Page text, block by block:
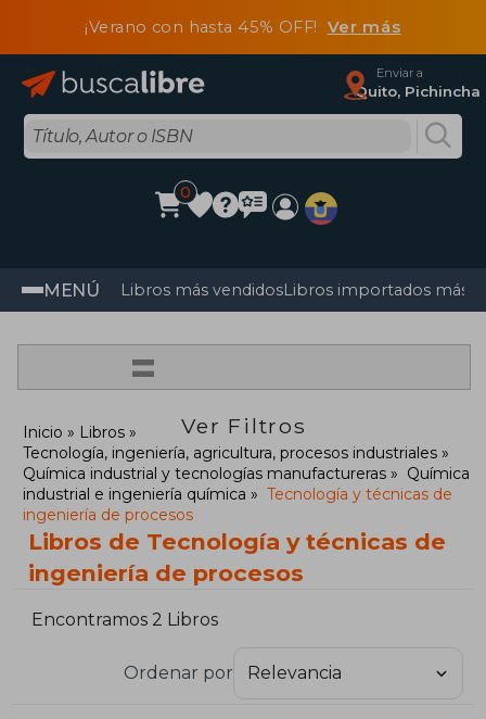
¡Verano con hasta 45% OFF! Ver más
Enviar a
Quito, Pichincha
0
MENÚ Libros más vendidosLibros importados más
=
Ver Filtros
Inicio
Libros
Tecnología, ingeniería, agricultura, procesos industriales
Química industrial y tecnologías manufactureras
Química
industrial e ingeniería química
Tecnología y técnicas de
ingeniería de procesos
Libros de Tecnología y técnicas de
ingeniería de procesos
Encontramos 2 Libros
Ordenar por